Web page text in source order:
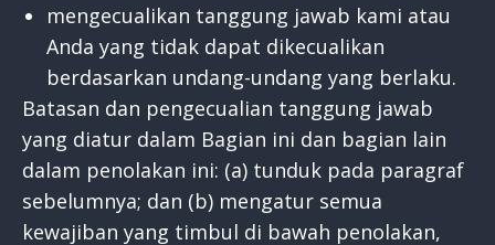
mengecualikan tanggung jawab kami atau
Anda yang tidak dapat dikecualikan
berdasarkan undang-undang yang berlaku.
Batasan dan pengecualian tanggung jawab
yang diatur dalam Bagian ini dan bagian lain
dalam penolakan ini: (a) tunduk pada paragraf
sebelumnya; dan (b) mengatur semua
kewajiban yang timbul di bawah penolakan,